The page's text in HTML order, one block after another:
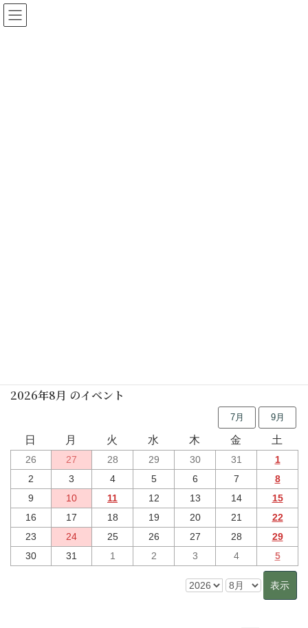
2026年8月 のイベント
7月 9月
日 月 火 水 木 金 土
26 27 28 29 30 31
1
2
3 4 5 6 7
8
9
10 11 12 13 14
15
16
17 18 19 20 21
22
23
24 25 26 27 28
29
30
31 1 2 3 4 5